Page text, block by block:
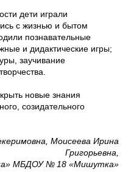
дети играли
с жизнью и бытом
познавательные
и дидактические игры;
заучивание
новые знания
созидательного
Моисеева Ирина
Григорьевна,
МБДОУ № 18 «Мишутка»